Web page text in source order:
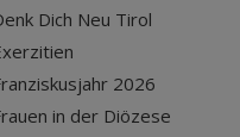
Dich Neu Tirol
2026
in der Diözese